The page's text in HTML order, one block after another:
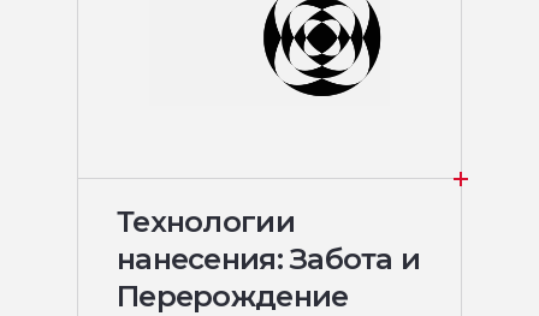
Технологии
нанесения: Забота и
Перерождение